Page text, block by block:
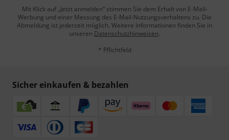
Mit Klick auf „Jetzt anmelden“ stimmen Sie dem Erhalt von E-Mail-
Werbung und einer Messung des E-Mail-Nutzungsverhaltens zu. Die
Abmeldung ist jederzeit möglich. Weitere Informationen finden Sie in
unseren Datenschutzhinweisen.
* Pflichtfeld
Sicher einkaufen & bezahlen